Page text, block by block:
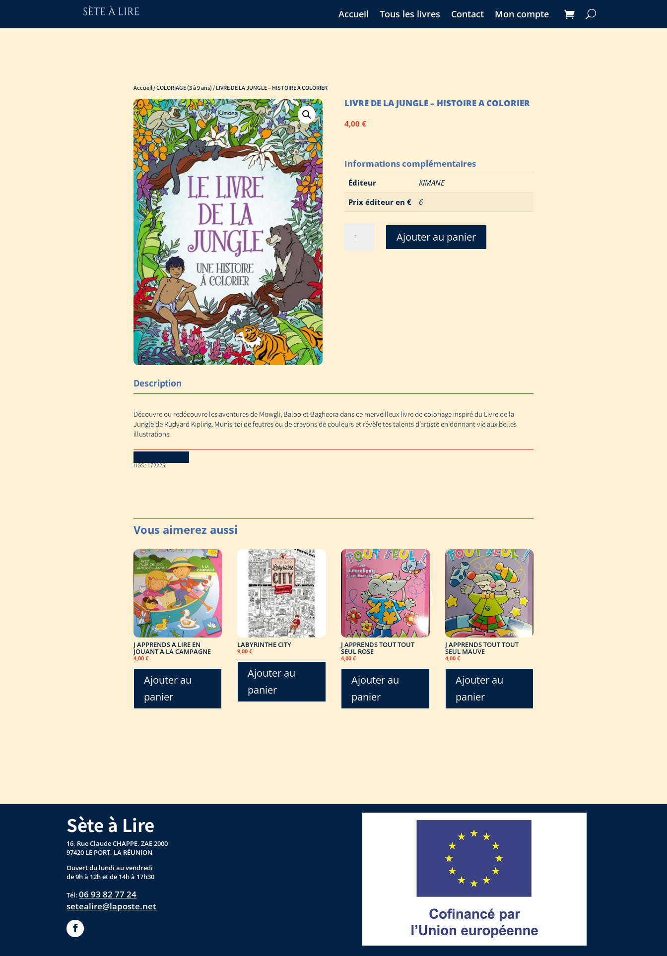
Accueil Tous les livres Contact Mon compte
Accueil/COLORIAGE (3 à 9 ans) / LIVRE DE LA JUNGLE – HISTOIRE A COLORIER
LIVRE DE LA JUNGLE – HISTOIRE A COLORIER
4,00€
Informations complémentaires
Éditeur
KIMANE
Prix éditeur en €
6
LIVRE
Ajouter au panier
Description
Découvre ou redécouvre les aventures de Mowgli, Baloo et Bagheera dans ce merveilleux livre de coloriage inspiré du Livre de la
Jungle de Rudyard Kipling. Munis-toi de feutres ou de crayons de couleurs et révèle tes talents d’artiste en donnant vie aux belles
illustrations.
UGS :172225
J APPRENDS A LIRE EN
JOUANT A LA CAMPAGNE
4,00 €
Ajouter au
panier
LABYRINTHE CITY
9,00€
Ajouter au
panier
J APPRENDS TOUT TOUT
SEUL ROSE
4,00€
Ajouter au
panier
J APPRENDS TOUT TOUT
SEUL MAUVE
4,00 €
Ajouter au
panier
Sète à Lire
16, Rue Claude CHAPPE, ZAE 2000
97420 LE PORT, LA RÉUNION
Ouvert du lundi au vendredi
de 9h à 12h et de 14h à 17h30
Tél:06 93 82 77 24
setealire@laposte.net